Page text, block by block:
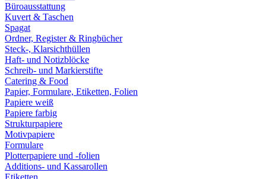
Büroausstattung
Kuvert & Taschen
Spagat
Ordner, Register & Ringbücher
Steck-, Klarsichthüllen
Haft- und Notizblöcke
Schreib- und Markierstifte
Catering & Food
Papier, Formulare, Etiketten, Folien
Papiere weiß
Papiere farbig
Strukturpapiere
Motivpapiere
Formulare
Plotterpapiere und -folien
Additions- und Kassarollen